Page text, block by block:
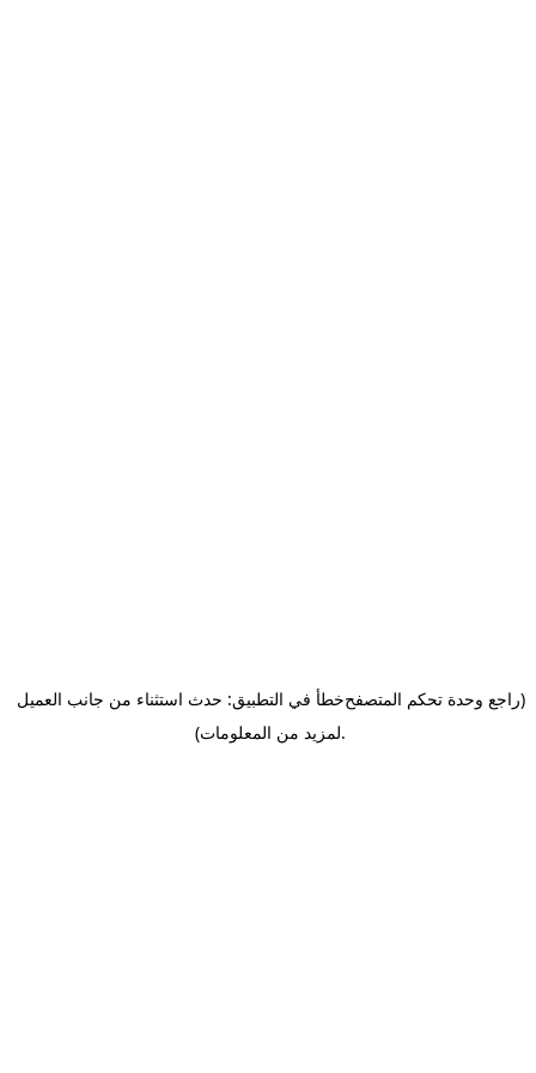
خطأ في التطبيق: حدث استثناء من جانب العميل(راجع وحدة تحكم المتصفح
لمزيد من المعلومات).